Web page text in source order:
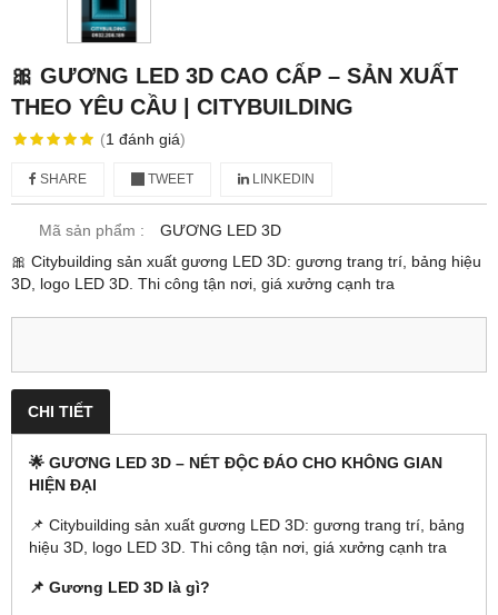
🎀 GƯƠNG LED 3D CAO CẤP – SẢN XUẤT
THEO YÊU CẦU | CITYBUILDING
(1 đánh giá)
SHARE TWEET LINKEDIN
Mã sản phẩm :
GƯƠNG LED 3D
🎀 Citybuilding sản xuất gương LED 3D: gương trang trí, bảng hiệu
3D, logo LED 3D. Thi công tận nơi, giá xưởng cạnh tra
CHI TIẾT
🌟 GƯƠNG LED 3D – NÉT ĐỘC ĐÁO CHO KHÔNG GIAN
HIỆN ĐẠI
📌 Citybuilding sản xuất gương LED 3D: gương trang trí, bảng
hiệu 3D, logo LED 3D. Thi công tận nơi, giá xưởng cạnh tra
📌 Gương LED 3D là gì?